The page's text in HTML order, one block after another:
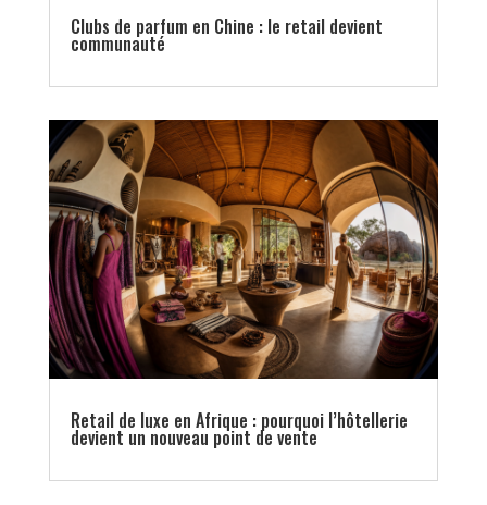
Clubs de parfum en Chine : le retail devient
communauté
Retail de luxe en Afrique : pourquoi l’hôtellerie
devient un nouveau point de vente